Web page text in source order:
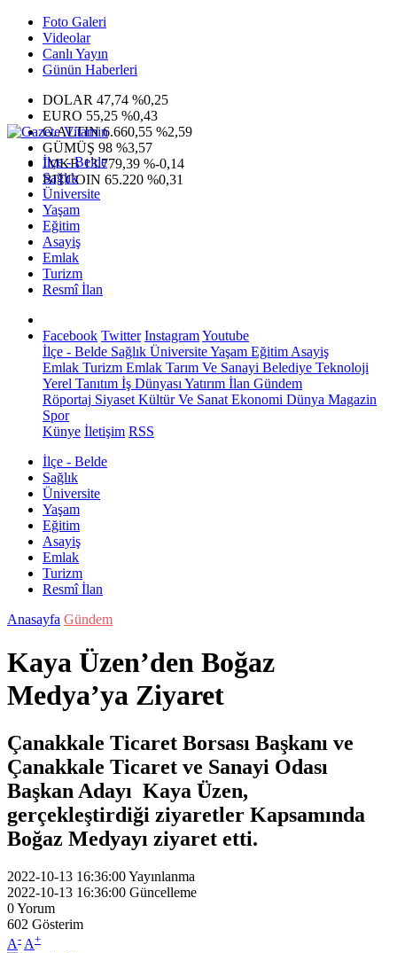
Foto Galeri
Videolar
Canlı Yayın
Günün Haberleri
DOLAR 47,74 %0,25
EURO 55,25 %0,43
G.ALTIN6.660,55 %2,59
GÜMÜŞ 98 %3,57
IMKB13.779,39 %-0,14
BITCOIN 65.220 %0,31
İlçe - Belde
Sağlık
Üniversite
Yaşam
Eğitim
Asayiş
Emlak
Turizm
Resmî İlan
Facebook Twitter InstagramYoutube
İlçe - Belde Sağlık ÜniversiteYaşam Eğitim Asayiş
Emlak Turizm Emlak Tarım Ve Sanayi Belediye Teknoloji
Yerel Tanıtım İş Dünyası Yatırım İlan Gündem
Röportaj Siyaset Kültür Ve Sanat Ekonomi Dünya Magazin
Spor
Künye İletişim RSS
İlçe - Belde
Sağlık
Üniversite
Yaşam
Eğitim
Asayiş
Emlak
Turizm
Resmî İlan
Anasayfa Gündem
Kaya Üzen’den Boğaz
Medya’ya Ziyaret
Çanakkale Ticaret Borsası Başkanı ve
Çanakkale Ticaret ve Sanayi Odası
Başkan Adayı Kaya Üzen,
gerçekleştirdiği ziyaretler Kapsamında
Boğaz Medyayı ziyaret etti.
2022-10-13 16:36:00Yayınlanma
2022-10-13 16:36:00 Güncelleme
0Yorum
602 Gösterim
A- A+